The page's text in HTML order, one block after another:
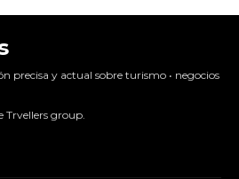
precisa y actual sobre turismo • negocios
Trvellers group.